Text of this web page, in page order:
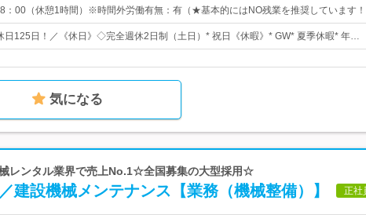
：00（休憩1時間）※時間外労働有無：有（★基本的にはNO残業を推奨しています！
日125日！／《休日》◇完全週休2日制（土日）* 祝日《休暇》* GW* 夏季休暇* 年…
気になる
レンタル業界で売上No.1☆全国募集の大型採用☆
建設機械メンテナンス【業務（機械整備）】 正社